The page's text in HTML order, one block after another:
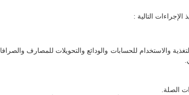
التالية :
والاستخدام للحسابات والودائع والتحويلات للمصارف
الصلة.